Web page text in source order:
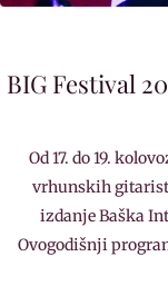
BIG Festival
Od 17. do 19.
vrhunskih
izdanje Baška
Ovogodišnji